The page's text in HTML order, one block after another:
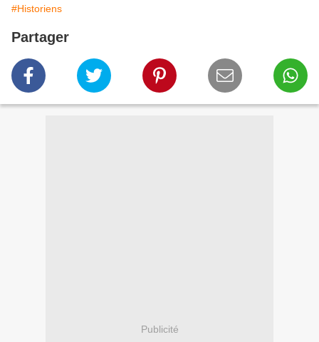
#Historiens
Partager
Publicité